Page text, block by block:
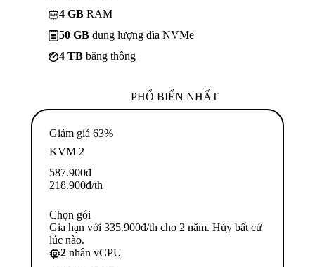
4 GB RAM
50 GB dung lượng đĩa NVMe
4 TB băng thông
PHỔ BIẾN NHẤT
Giảm giá 63%
KVM 2
587.900đ
218.900đ/th
Chọn gói
Gia hạn với 335.900đ/th cho 2 năm. Hủy bất cứ
lúc nào.
2 nhân vCPU